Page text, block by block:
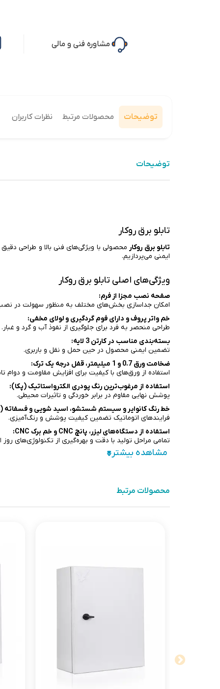
مشاوره فنی و مالی
توضیحات محصولات مرتبط نظرات کاربران
توضیحات
تابلو برق روکار
تابلو برق روکار محصولی با ویژگی‌های فنی بالا و طراحی
ایمنی می‌پردازیم.
ویژگی‌های اصلی تابلو برق روکار
صفحه نصب مجزا از فرم:
امکان جداسازی بخش‌های مختلف به منظور سهولت در
خم واتر پروف و دارای فوم گردگیری و لولای مخفی:
طراحی منحصر به فرد برای جلوگیری از نفوذ آب و گرد و غبار.
بسته‌بندی مناسب در کارتن 3 لایه:
تضمین ایمنی محصول در حین حمل و نقل و باربری.
ضخامت ورق 0.7 و 1 میلیمتر، قفل درجه یک ترک:
استفاده از ورق‌های با کیفیت برای افزایش مقاومت و دوام
استفاده از مرغوب‌ترین رنگ پودری الکترواستاتیک (پکا):
پوشش نهایی مقاوم در برابر خوردگی و تاثیرات محیطی.
خط رنگ کانوایر و سیستم شستشو، اسید شویی و فسفاته
فرایندهای اتوماتیک تضمین کیفیت پوشش و رنگ‌آمیزی.
استفاده از دستگاه‌های لیزر، پانچ CNC و خم برک CNC:
تمامی مراحل تولید با دقت و بهره‌گیری از تکنولوژی‌های
گارانتی 24 ماه پس از فروش:
طراحی تابلو برق روکار
درب‌های با باز و بست آسان طراحی شده و مانع از نفوذ
به دلیل استحکام و مقاومت بالا در برابر خوردگی، برای ساخت
محصولات مرتبط